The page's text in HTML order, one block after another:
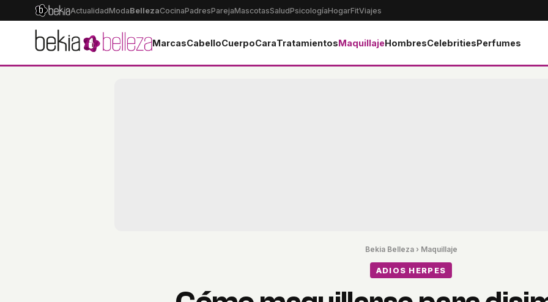
ActualidadModaBellezaCocinaPadresParejaMascotasSaludPsicologíaHogarFitViajes
MarcasCabelloCuerpoCaraTratamientosMaquillajeHombresCelebritiesPerfumes
Bekia Belleza› Maquillaje
ADIOS HERPES